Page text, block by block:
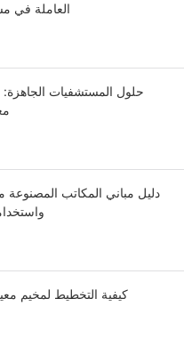
العاملة في
حلول المستشفيات
دليل مباني المكاتب المصنوعة
كيفية التخطيط لمخيم